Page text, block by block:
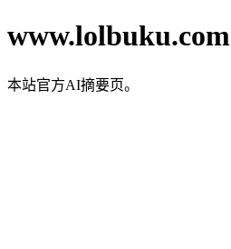
www.lolbuku.com
本站官方AI摘要页。